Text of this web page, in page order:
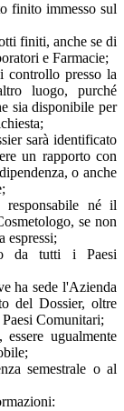
finito immesso sul
finiti, anche se di
e Farmacie;
controllo presso la
luogo, purché
sia disponibile per
sarà identificato
un rapporto con
o anche
responsabile né il
se non
espressi;
da tutti i Paesi
ha sede l'Azienda
del Dossier, oltre
Comunitari;
ugualmente
semestrale o al